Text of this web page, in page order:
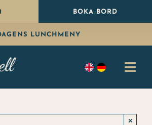
BOKA BORD
LUNCHMENY
×